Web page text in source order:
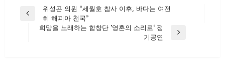
글
Previous
위성곤 의원 “세월호 참사 이후, 바다는 여전
히 해피아 천국”
희망을 노래하는 합창단 ’영혼의 소리로‘ 정
기공연